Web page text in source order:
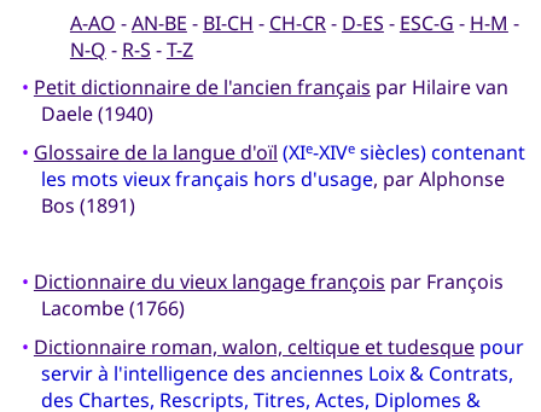
A-AO -AN-BE - BI-CH - CH-CR- D-ES - ESC-G - H-M -
N-Q - R-S -T-Z
• Petit dictionnaire de l'ancien français par Hilaire van
Daele (1940)
• Glossaire de la langue d'oïl (XIe-XIVesiècles) contenant
les mots vieux français hors d'usage, par Alphonse
Bos (1891)
• Dictionnaire du vieux langage françois par François
Lacombe (1766)
• Dictionnaire roman, walon, celtique et tudesque pour
servir à l'intelligence des anciennes Loix & Contrats,
des Chartes, Rescripts, Titres, Actes, Diplomes &